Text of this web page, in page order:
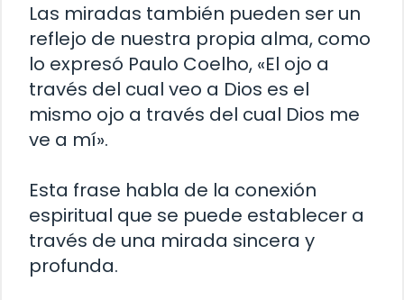
Las miradas también pueden ser un
reflejo de nuestra propia alma, como
lo expresó Paulo Coelho, «El ojo a
través del cual veo a Dios es el
mismo ojo a través del cual Dios me
ve a mí».
Esta frase habla de la conexión
espiritual que se puede establecer a
través de una mirada sincera y
profunda.